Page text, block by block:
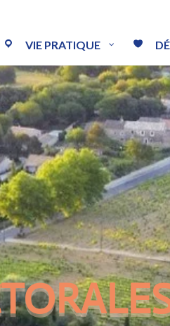
VIE PRATIQUE